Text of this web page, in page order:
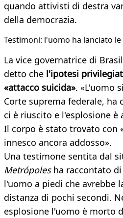
quando attivisti di destra
della democrazia.
Testimoni: l'uomo ha lanciato
La vice governatrice di
detto che l'ipotesi
«attacco suicida». «L'uomo
Corte suprema federale, ha
ci è riuscito e l'esplosione è
Il corpo è stato trovato con
innesco ancora addosso».
Una testimone sentita dal
Metrópolesha raccontato di
l'uomo a piedi che avrebbe
distanza di pochi secondi.
esplosione l'uomo è morto